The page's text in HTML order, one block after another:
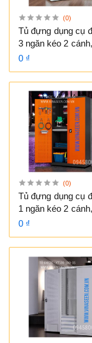
(0)
Tủ đựng dụng cụ
3 ngăn kéo 2
định.
0 ₫
(0)
Tủ đựng dụng cụ
1 ngăn kéo 2
định.
0 ₫